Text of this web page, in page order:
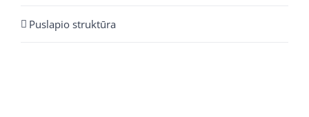
Puslapio struktūra